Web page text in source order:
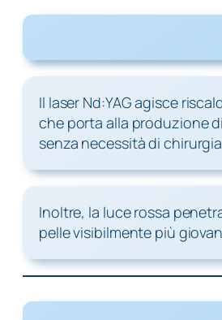
Il laser Nd:YAG agisce
che porta alla produzione
senza necessità di
Inoltre, la luce rossa
pelle visibilmente più